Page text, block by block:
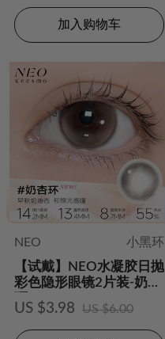
加入购物车
NEO
小黑环
【试戴】NEO水凝胶日抛
彩色隐形眼镜2片装-奶杏
US $3.98 US $6.00